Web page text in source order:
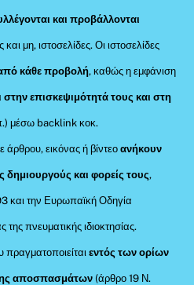
και προβάλλονται
και μη, ιστοσελίδες. Οι ιστοσελίδες
κάθε προβολή, καθώς η εμφάνιση
στην επισκεψιμότητά τους και στη
μέσω backlink κοκ.
άρθρου, εικόνας ή βίντεοανήκουν
δημιουργούς και φορείς τους,
και την Ευρωπαϊκή Οδηγία
πνευματικής ιδιοκτησίας.
πραγματοποιείταιεντός των ορίων
αποσπασμάτων (άρθρο 19 Ν.